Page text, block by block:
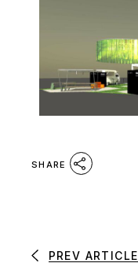
SHARE
PREV ARTICLE